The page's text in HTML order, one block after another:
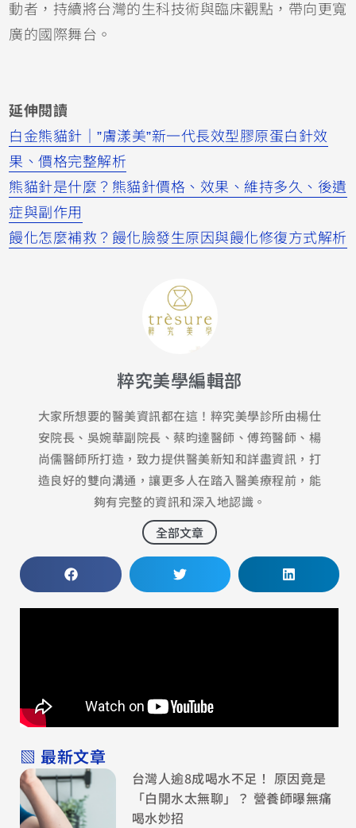
動者，持續將台灣的生科技術與臨床觀點，帶向更寬
廣的國際舞台。
延伸閱讀
白金熊貓針｜”膚漾美”新一代長效型膠原蛋白針效
果、價格完整解析
熊貓針是什麼？熊貓針價格、效果、維持多久、後遺
症與副作用
饅化怎麼補救？饅化臉發生原因與饅化修復方式解析
粹究美學編輯部
大家所想要的醫美資訊都在這！粹究美學診所由楊仕
安院長、吳婉華副院長、蔡昀達醫師、傅筠醫師、楊
尚儒醫師所打造，致力提供醫美新知和詳盡資訊，打
造良好的雙向溝通，讓更多人在踏入醫美療程前，能
夠有完整的資訊和深入地認識。
全部文章
▧ 最新文章
台灣人逾8成喝水不足！ 原因竟是
「白開水太無聊」？ 營養師曝無痛
喝水妙招